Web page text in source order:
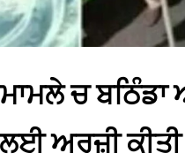
ਚ ਬਠਿੰਡਾ
ਅਰਜ਼ੀ